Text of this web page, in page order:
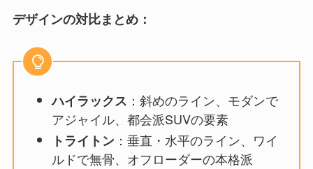
デザインの対比まとめ：
ハイラックス ：斜めのライン、モダンで
アジャイル、都会派SUVの要素
トライトン：垂直・水平のライン、ワイ
ルドで無骨、オフローダーの本格派